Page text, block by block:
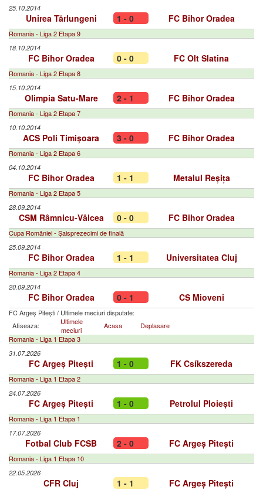
25.10.2014
Unirea Tărlungeni 1 - 0 FC Bihor Oradea
Romania - Liga 2 Etapa 9
18.10.2014
FC Bihor Oradea 0 - 0 FC Olt Slatina
Romania - Liga 2 Etapa 8
15.10.2014
Olimpia Satu-Mare 2 - 1 FC Bihor Oradea
Romania - Liga 2 Etapa 7
10.10.2014
ACS Poli Timișoara 3 - 0 FC Bihor Oradea
Romania - Liga 2 Etapa 6
04.10.2014
FC Bihor Oradea 1 - 1 Metalul Reșița
Romania - Liga 2 Etapa 5
28.09.2014
CSM Râmnicu-Vâlcea 0 - 0 FC Bihor Oradea
Cupa României - Șaisprezecimi de finală
25.09.2014
FC Bihor Oradea 1 - 1 Universitatea Cluj
Romania - Liga 2 Etapa 4
20.09.2014
FC Bihor Oradea 0 - 1 CS Mioveni
FC Argeș Pitești/ Ultimele meciuri disputate:
Afiseaza:
Ultimele
meciuri
Acasa
Deplasare
Romania - Liga 1 Etapa 3
31.07.2026
FC Argeș Pitești 1 - 0 FK Csíkszereda
Romania - Liga 1 Etapa 2
24.07.2026
FC Argeș Pitești 1 - 0 Petrolul Ploiești
Romania - Liga 1 Etapa 1
17.07.2026
Fotbal Club FCSB 2 - 0 FC Argeș Pitești
Romania - Liga 1 Etapa 10
22.05.2026
CFR Cluj 1 - 1 FC Argeș Pitești